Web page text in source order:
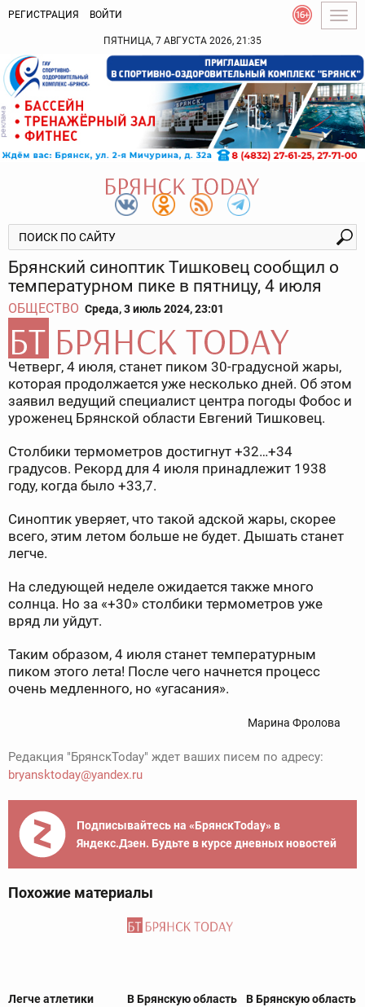
РЕГИСТРАЦИЯ ВОЙТИ
ПЯТНИЦА, 7 АВГУСТА 2026, 21:35
Брянский синоптик Тишковец сообщил о
температурном пике в пятницу, 4 июля
ОБЩЕСТВО Среда, 3 июль 2024, 23:01
Четверг, 4 июля, станет пиком 30-градусной жары,
которая продолжается уже несколько дней. Об этом
заявил ведущий специалист центра погоды Фобос и
уроженец Брянской области Евгений Тишковец.
Столбики термометров достигнут +32…+34
градусов. Рекорд для 4 июля принадлежит 1938
году, когда было +33,7.
Синоптик уверяет, что такой адской жары, скорее
всего, этим летом больше не будет. Дышать станет
легче.
На следующей неделе ожидается также много
солнца. Но за «+30» столбики термометров уже
вряд ли уйдут.
Таким образом, 4 июля станет температурным
пиком этого лета! После чего начнется процесс
очень медленного, но «угасания».
Марина Фролова
Редакция "БрянскToday" ждет ваших писем по адресу:
bryansktoday@yandex.ru
Подписывайтесь на «БрянскToday» в
Яндекс.Дзен. Будьте в курсе дневных новостей
Похожие материалы
Легче атлетики
В Брянскую область
В Брянскую область